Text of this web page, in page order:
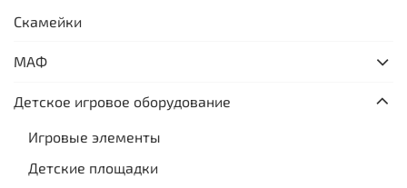
Скамейки
МАФ
Детское игровое оборудование
Игровые элементы
Детские площадки